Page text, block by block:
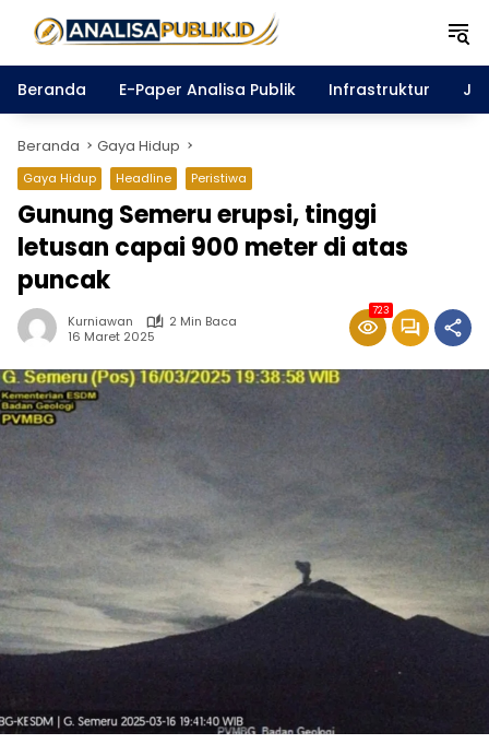
Beranda
E-Paper Analisa Publik Infrastruktur
Beranda Gaya Hidup
Gaya Hidup Headline Peristiwa
Gunung Semeru erupsi, tinggi
letusan capai 900 meter di atas
puncak
Kurniawan
2 Min Baca
16 Maret 2025
723